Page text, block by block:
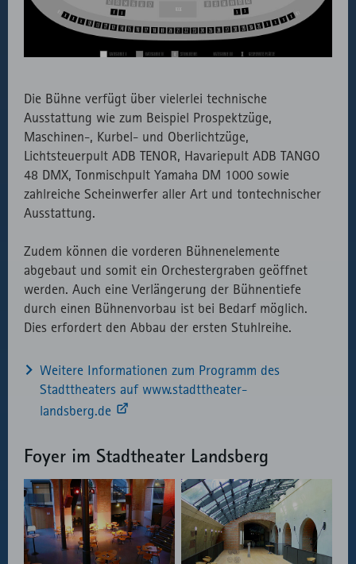
Die Bühne verfügt über vielerlei technische
Ausstattung wie zum Beispiel Prospektzüge,
Maschinen-, Kurbel- und Oberlichtzüge,
Lichtsteuerpult ADB TENOR, Havariepult ADB TANGO
48 DMX, Tonmischpult Yamaha DM 1000 sowie
zahlreiche Scheinwerfer aller Art und tontechnischer
Ausstattung.
Zudem können die vorderen Bühnenelemente
abgebaut und somit ein Orchestergraben geöffnet
werden. Auch eine Verlängerung der Bühnentiefe
durch einen Bühnenvorbau ist bei Bedarf möglich.
Dies erfordert den Abbau der ersten Stuhlreihe.
Weitere Informationen zum Programm des
Stadttheaters auf www.stadttheater-
landsberg.de
Foyer im Stadtheater Landsberg